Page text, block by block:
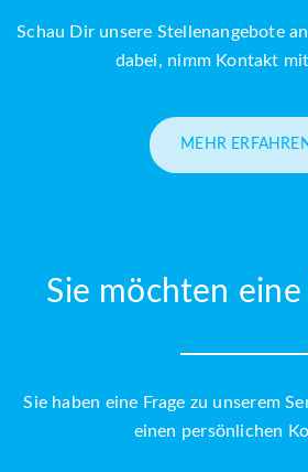
Schau Dir unsere Stellenangebote
dabei, nimm Kontakt
MEHR
Sie möchten
Sie haben eine Frage zu unserem
einen persönlichen